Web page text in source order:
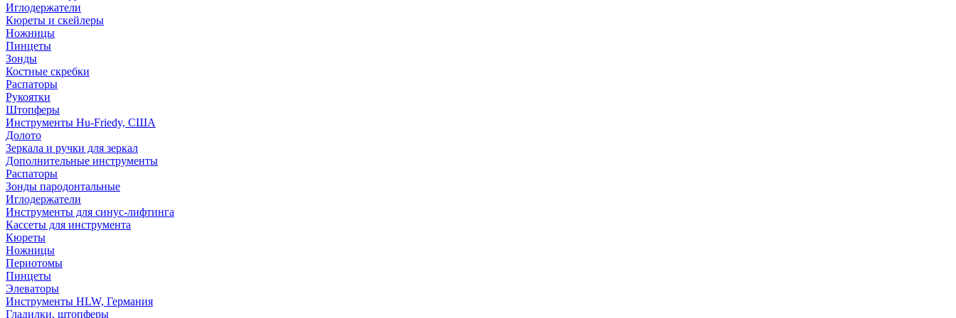
Иглодержатели
Кюреты и скейлеры
Ножницы
Пинцеты
Зонды
Костные скребки
Распаторы
Рукоятки
Штопферы
Инструменты Hu-Friedy, США
Долото
Зеркала и ручки для зеркал
Дополнительные инструменты
Распаторы
Зонды пародонтальные
Иглодержатели
Инструменты для синус-лифтинга
Кассеты для инструмента
Кюреты
Ножницы
Периотомы
Пинцеты
Элеваторы
Инструменты HLW, Германия
Гладилки, штопферы